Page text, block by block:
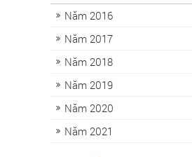
Năm 2016
Năm 2017
Năm 2018
Năm 2019
Năm 2020
Năm 2021